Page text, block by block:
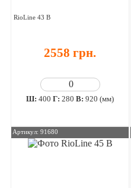
RioLine 43 В
2558 грн.
Ш:400 Г:280 В:920 (мм)
Артикул: 91680